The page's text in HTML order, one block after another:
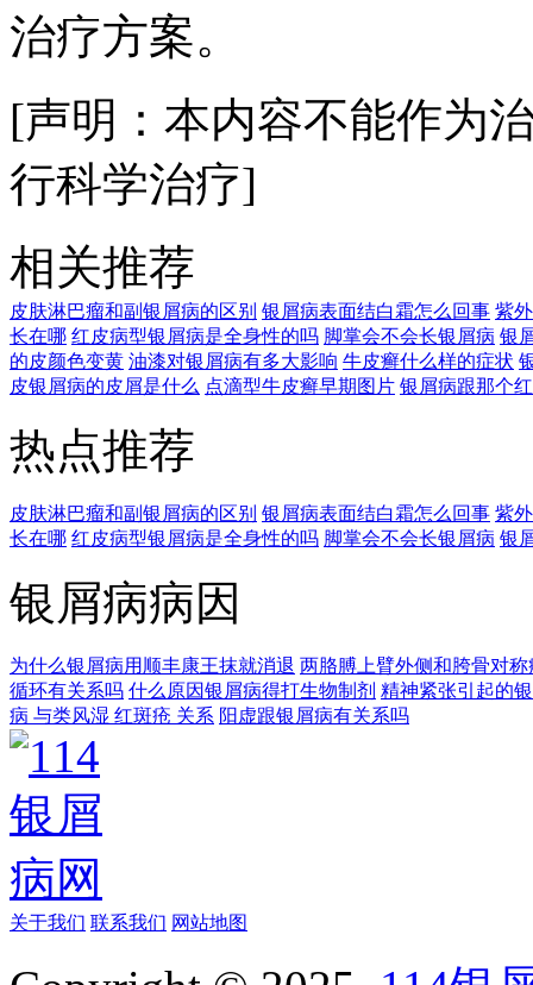
治疗方案。
[声明：本内容不能作为
行科学治疗]
相关推荐
皮肤淋巴瘤和副银屑病的区别 银屑病表面结白霜怎么回事 紫
长在哪 红皮病型银屑病是全身性的吗 脚掌会不会长银屑病 银
的皮颜色变黄 油漆对银屑病有多大影响 牛皮癣什么样的症状
皮银屑病的皮屑是什么 点滴型牛皮癣早期图片 银屑病跟那个
热点推荐
皮肤淋巴瘤和副银屑病的区别 银屑病表面结白霜怎么回事 紫
长在哪 红皮病型银屑病是全身性的吗 脚掌会不会长银屑病 银
银屑病病因
为什么银屑病用顺丰康王抹就消退 两胳膊上臂外侧和胯骨对
循环有关系吗 什么原因银屑病得打生物制剂 精神紧张引起的
病 与类风湿 红斑疮 关系 阳虚跟银屑病有关系吗
关于我们 联系我们 网站地图